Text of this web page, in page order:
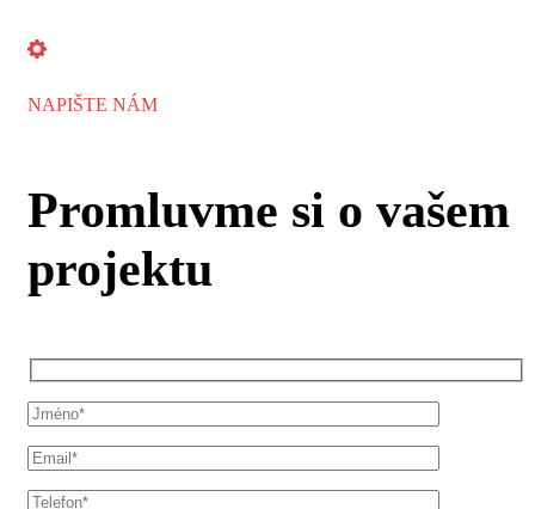
NAPIŠTE NÁM
Promluvme si o vašem
projektu